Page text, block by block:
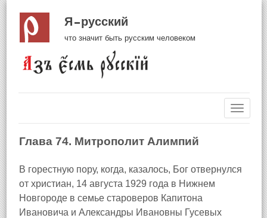
Я русский
что значит быть русским человеком
Глава 74. Митрополит Алимпий
В горестную пору, когда, казалось, Бог отвернулся
от христиан, 14 августа 1929 года в Нижнем
Новгороде в семье староверов Капитона
Ивановича и Александры Ивановны Гусевых